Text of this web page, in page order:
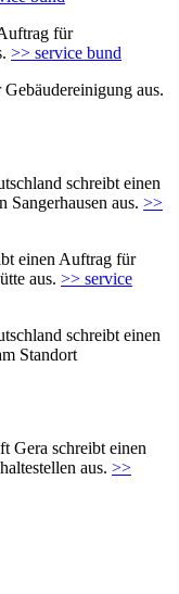
für
>> service bund
aus.
schreibt einen
aus. >>
einen Auftrag für
aus. >> service
schreibt einen
Standort
Gera schreibt einen
aus. >>